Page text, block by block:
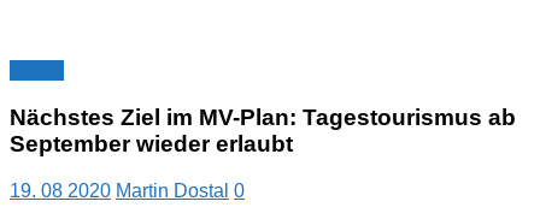
Nächstes Ziel im MV-Plan: Tagestourismus ab
September wieder erlaubt
19. 08 2020 Martin Dostal 0